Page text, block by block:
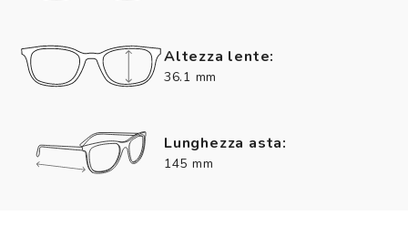
Altezza lente:
36.1 mm
Lunghezza asta:
145 mm